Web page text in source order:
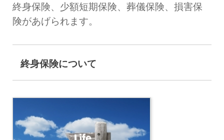
終身保険、少額短期保険、葬儀保険、損害保
険があげられます。
終身保険について